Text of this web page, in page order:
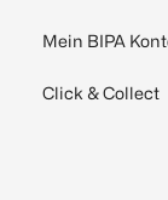
Mein BIPA
Click & Collect